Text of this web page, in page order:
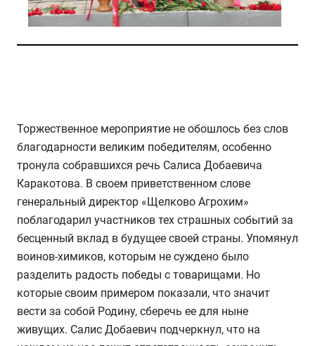
Торжественное мероприятие не обошлось без слов
благодарности великим победителям, особенно
тронула собравшихся речь Салиса Добаевича
Каракотова. В своем приветственном слове
генеральный директор «Щелково Агрохим»
поблагодарил участников тех страшных событий за
бесценный вклад в будущее своей страны. Упомянул
воинов-химиков, которым не суждено было
разделить радость победы с товарищами. Но
которые своим примером показали, что значит
вести за собой Родину, сберечь ее для ныне
живущих. Салис Добаевич подчеркнул, что на